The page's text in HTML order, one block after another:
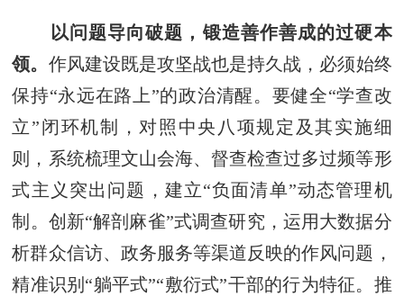
以问题导向破题，锻造善作善成的过硬本
领。 作风建设既是攻坚战也是持久战，必须始终
保持“永远在路上”的政治清醒。要健全“学查改
立”闭环机制，对照中央八项规定及其实施细
则，系统梳理文山会海、督查检查过多过频等形
式主义突出问题，建立“负面清单”动态管理机
制。创新“解剖麻雀”式调查研究，运用大数据分
析群众信访、政务服务等渠道反映的作风问题，
精准识别“躺平式”“敷衍式”干部的行为特征。推